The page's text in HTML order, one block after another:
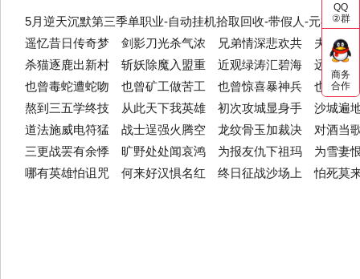
QQ
②群
商务
合作
5月逆天沉默第三季单职业-自动挂机拾取回收-带假人-元神觉
遥忆昔日传奇梦 剑影刀光杀气浓 兄弟情深悲欢共 夫妻恩
杀猫逐鹿出新村 斩妖除魔入盟重 近观绿涛汇碧海 远眺青
也曾毒蛇遭蛇吻 也曾矿工做苦工 也曾惊喜暴神兵 也曾郁
熬到三五学终技 从此天下我英雄 初次攻城显身手 沙城遍
道法施威电符猛 战士逞强火腾空 龙纹骨玉加裁决 对酒当
三更战罢有余悸 旷野处处闻哀鸿 为报友仇下祖玛 为雪妻
哪有英雄怕诅咒 何来好汉惧名红 终日征战沙场上 怕死莫